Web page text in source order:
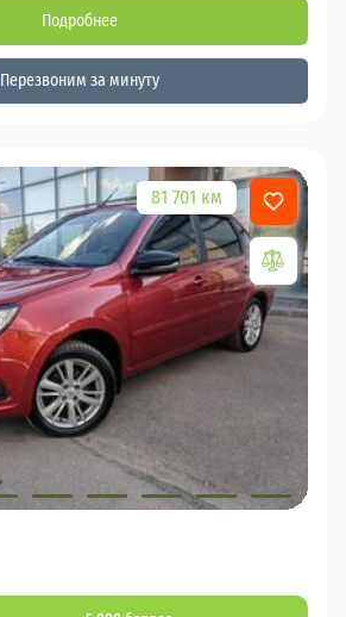
Подробнее
Перезвоним за минуту
81 701 км